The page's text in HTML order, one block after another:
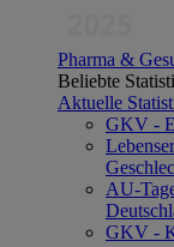
Pharma &
Beliebte
Aktuelle
GKV -
AU-
GKV -